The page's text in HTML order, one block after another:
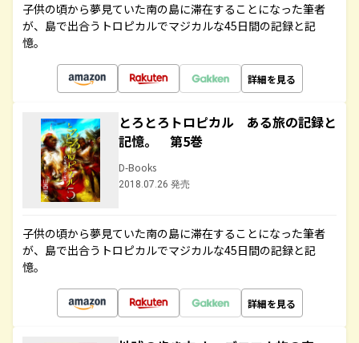
子供の頃から夢見ていた南の島に滞在することになった筆者
が、島で出合うトロピカルでマジカルな45日間の記録と記
憶。
詳細を見る
とろとろトロピカル ある旅の記録と
記憶。 第5巻
D-Books
2018.07.26 発売
子供の頃から夢見ていた南の島に滞在することになった筆者
が、島で出合うトロピカルでマジカルな45日間の記録と記
憶。
詳細を見る